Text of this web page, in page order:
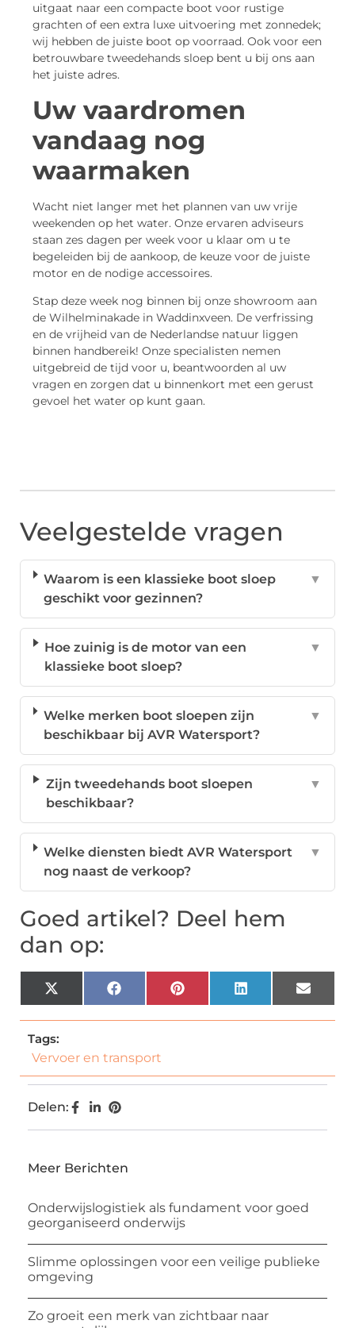
uitgaat naar een compacte boot voor rustige
grachten of een extra luxe uitvoering met zonnedek;
wij hebben de juiste boot op voorraad. Ook voor een
betrouwbare tweedehands sloep bent u bij ons aan
het juiste adres.
Uw vaardromen
vandaag nog
waarmaken
Wacht niet langer met het plannen van uw vrije
weekenden op het water. Onze ervaren adviseurs
staan zes dagen per week voor u klaar om u te
begeleiden bij de aankoop, de keuze voor de juiste
motor en de nodige accessoires.
Stap deze week nog binnen bij onze showroom aan
de Wilhelminakade in Waddinxveen. De verfrissing
en de vrijheid van de Nederlandse natuur liggen
binnen handbereik! Onze specialisten nemen
uitgebreid de tijd voor u, beantwoorden al uw
vragen en zorgen dat u binnenkort met een gerust
gevoel het water op kunt gaan.
Veelgestelde vragen
Waarom is een klassieke boot sloep
geschikt voor gezinnen?
▼
Hoe zuinig is de motor van een
klassieke boot sloep?
▼
Welke merken boot sloepen zijn
beschikbaar bij AVR Watersport?
▼
Zijn tweedehands boot sloepen
beschikbaar?
▼
Welke diensten biedt AVR Watersport
nog naast de verkoop?
▼
Goed artikel? Deel hem
dan op:
X
(Twitter)
FacebookPinterestLinkedIn Email
Tags:
Vervoer en transport
Delen:
Meer Berichten
Onderwijslogistiek als fundament voor goed
georganiseerd onderwijs
Slimme oplossingen voor een veilige publieke
omgeving
Zo groeit een merk van zichtbaar naar